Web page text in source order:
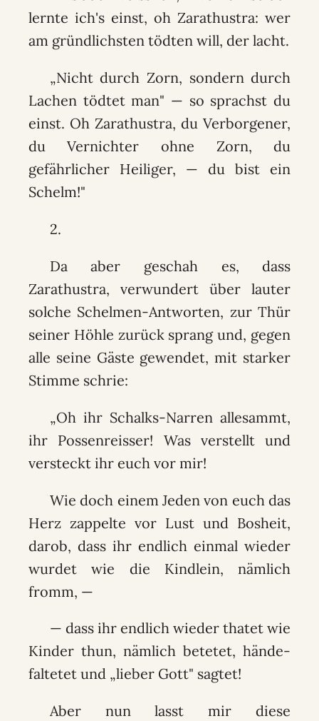
lernte ich's einst, oh Zarathustra: wer
am gründlichsten tödten will, der lacht.
„Nicht durch Zorn, sondern durch
Lachen tödtet man" — so sprachst du
einst. Oh Zarathustra, du Verborgener,
du Vernichter ohne Zorn, du
gefährlicher Heiliger, — du bist ein
Schelm!"
2.
Da aber geschah es, dass
Zarathustra, verwundert über lauter
solche Schelmen-Antworten, zur Thür
seiner Höhle zurück sprang und, gegen
alle seine Gäste gewendet, mit starker
Stimme schrie:
„Oh ihr Schalks-Narren allesammt,
ihr Possenreisser! Was verstellt und
versteckt ihr euch vor mir!
Wie doch einem Jeden von euch das
Herz zappelte vor Lust und Bosheit,
darob, dass ihr endlich einmal wieder
wurdet wie die Kindlein, nämlich
fromm, —
— dass ihr endlich wieder thatet wie
Kinder thun, nämlich betetet, hände-
faltetet und „lieber Gott" sagtet!
Aber nun lasst mir diese